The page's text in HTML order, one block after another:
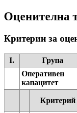
Оценителна
Критерии за
I. Група
Оперативен
капацитет
Критерий